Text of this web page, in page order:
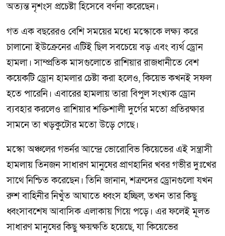
অত্যন্ত নৃশংস প্রচেষ্টা হিসেবে বর্ণনা করেছেন।
গত এক বছরেরও বেশি সময়ের মধ্যে মস্কোকে লক্ষ্য করে
চালানো ইউক্রেনের এটিই ছিল সবচেয়ে বড় এবং ব্যর্থ ড্রোন
হামলা। সাম্প্রতিক মাসগুলোতে রাশিয়ার রাজধানীতে বেশ
কয়েকটি ড্রোন হামলার চেষ্টা করা হলেও, কিয়েভ কখনই সফল
হতে পারেনি। এবারের হামলায় তারা বিপুল সংখ্যক ড্রোন
ব্যবহার করলেও রাশিয়ার শক্তিশালী দুর্গের মতো প্রতিরক্ষার
সামনে তা খড়কুটোর মতো উড়ে গেছে।
মস্কো অঞ্চলের গভর্নর আন্দ্রে ভোরোবিভ কিয়েভের এই সন্ত্রাসী
হামলায় তিনজন সাধারণ মানুষের প্রাণহানির খবর গভীর দুঃখের
সাথে নিশ্চিত করেছেন। তিনি জানান, শত্রুদের ড্রোনগুলো যখন
রুশ বাহিনীর নিখুঁত আঘাতে ধ্বংস হচ্ছিল, তখন তার কিছু
ধ্বংসাবশেষ আবাসিক এলাকায় গিয়ে পড়ে। এর ফলেই মূলত
সাধারণ মানুষের কিছু ক্ষয়ক্ষতি হয়েছে, যা কিয়েভের